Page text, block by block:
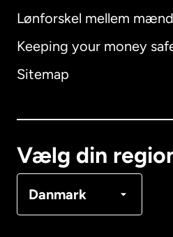
Lønforskel mellem
Keeping your money
Sitemap
Vælg din
Danmark
Australien